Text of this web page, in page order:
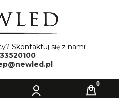
Skontaktuj się z nami!